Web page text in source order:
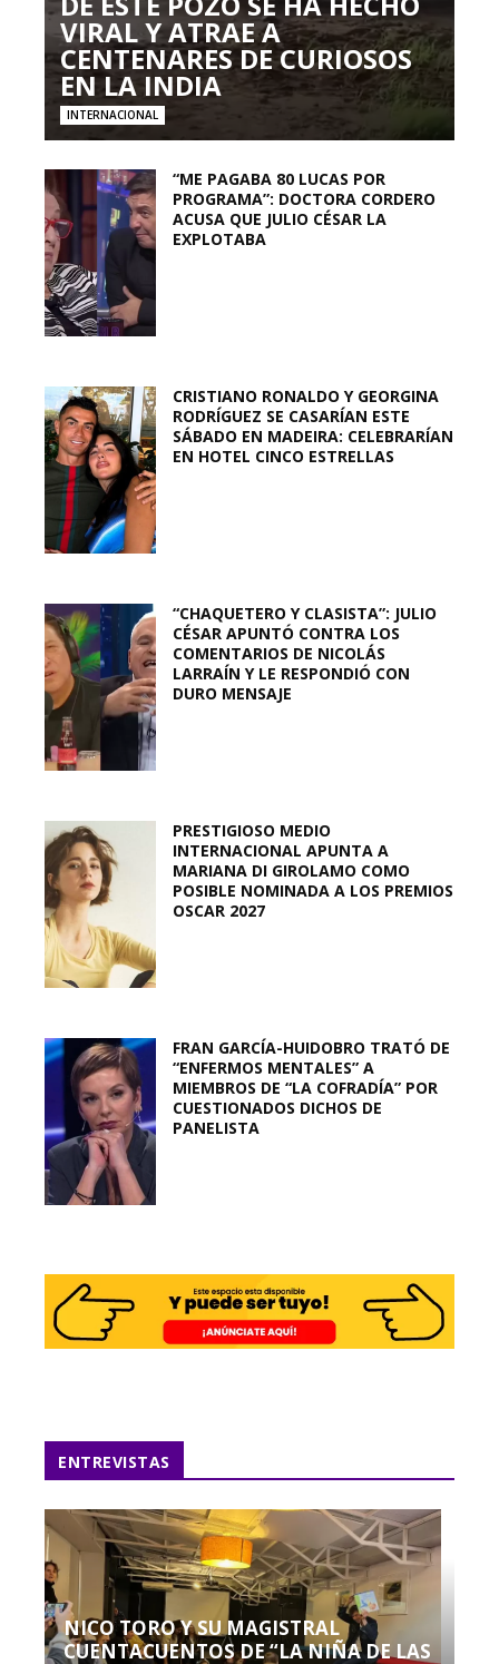
VIRAL Y ATRAE A
CENTENARES DE CURIOSOS
EN LA INDIA
INTERNACIONAL
“ME PAGABA 80 LUCAS POR
PROGRAMA”: DOCTORA CORDERO
ACUSA QUE JULIO CÉSAR LA
EXPLOTABA
CRISTIANO RONALDO Y GEORGINA
RODRÍGUEZ SE CASARÍAN ESTE
SÁBADO EN MADEIRA: CELEBRARÍAN
EN HOTEL CINCO ESTRELLAS
“CHAQUETERO Y CLASISTA”: JULIO
CÉSAR APUNTÓ CONTRA LOS
COMENTARIOS DE NICOLÁS
LARRAÍN Y LE RESPONDIÓ CON
DURO MENSAJE
PRESTIGIOSO MEDIO
INTERNACIONAL APUNTA A
MARIANA DI GIROLAMO COMO
POSIBLE NOMINADA A LOS PREMIOS
OSCAR 2027
FRAN GARCÍA-HUIDOBRO TRATÓ DE
“ENFERMOS MENTALES” A
MIEMBROS DE “LA COFRADÍA” POR
CUESTIONADOS DICHOS DE
PANELISTA
ENTREVISTAS
NICO TORO Y SU MAGISTRAL
CUENTACUENTOS DE “LA NIÑA DE LAS